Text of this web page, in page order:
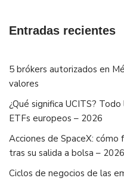
Entradas recientes
5 brókers autorizados en
valores
¿Qué significa UCITS?
ETFs europeos – 2026
Acciones de SpaceX: cómo
tras su salida a bolsa – 2026
Ciclos de negocios de las